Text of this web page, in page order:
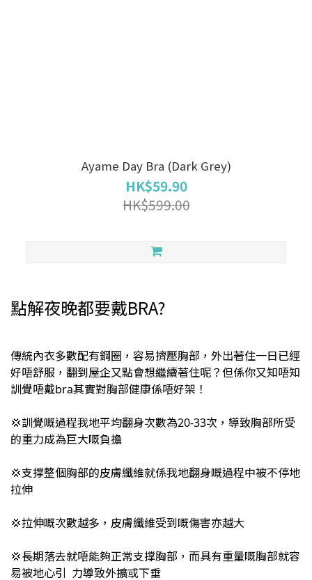
Ayame Day Bra (Dark Grey)
HK$59.90
HK$599.00
點解夜晚都要戴BRA?
傳統內衣多數配有鋼圈，容易擠壓胸部，外出著住一日已經
好唔舒服，翻到屋企又點會想繼續著住呢？但係你又知唔知
訓覺唔戴bra其實對胸部健康係唔好架！
💢訓覺嘅過程我地平均翻身次數為20-33次，導致胸部所受
的重力成為巨大嘅負擔
💢支撑整個胸部的皮膚纖維就係我地翻身嘅過程中被不停地
拉伸
💢拉伸嘅次數越多，皮膚纖維受到嘅傷害亦越大
💢長期落去就唔能夠正常支撑胸部，而具有重量嘅胸部就容
易被地心引 力導致外擴或下垂